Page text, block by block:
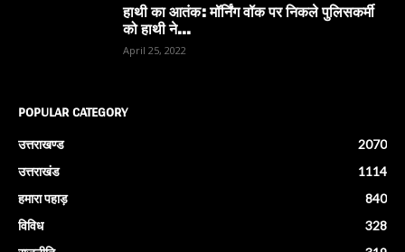
हाथी का आतंक: मॉर्निंग वॉक पर निकले पुलिसकर्मी
को हाथी ने...
April 25, 2022
POPULAR CATEGORY
उत्तराखण्ड
2070
उत्तराखंड
1114
हमारा पहाड़
840
विविध
328